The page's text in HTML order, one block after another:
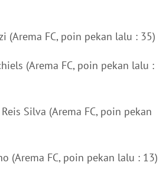
(Arema FC, poin pekan lalu : 35)
(Arema FC, poin pekan lalu :
Silva (Arema FC, poin pekan
(Arema FC, poin pekan lalu : 13)